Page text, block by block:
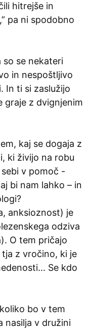
hitrejše in
pa ni spodobno
so se nekateri
in nespoštljivo
In ti si zaslužijo
graje z dvignjenim
kaj se dogaja z
ki živijo na robu
v pomoč -
bi nam lahko – in
anksioznost) je
odziva
O tem pričajo
z vročino, ki je
Se kdo
bo v tem
nasilja v družini